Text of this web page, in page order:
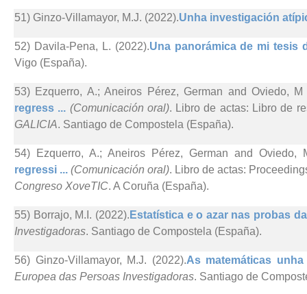
51) Ginzo-Villamayor, M.J. (2022).Unha investigación
52) Davila-Pena, L. (2022).Una panorámica de mi tesis
Vigo (España).
53) Ezquerro, A.; Aneiros Pérez, German and Oviedo, M
regress ... (Comunicación oral). Libro de actas: Libro de
GALICIA. Santiago de Compostela (España).
54) Ezquerro, A.; Aneiros Pérez, German and Oviedo,
regressi ...(Comunicación oral). Libro de actas:
Congreso XoveTIC. A Coruña (España).
55) Borrajo, M.I. (2022). Estatística e o azar nas probas
Investigadoras. Santiago de Compostela (España).
56) Ginzo-Villamayor, M.J. (2022).As matemáticas
Europea das Persoas Investigadoras. Santiago de